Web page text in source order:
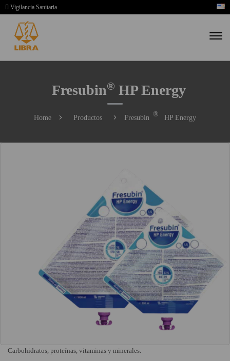
Vigilancia Sanitaria
Fresubin® HP Energy
Home Productos Fresubin ® HP Energy
Carbohidratos, proteínas, vitaminas y minerales.